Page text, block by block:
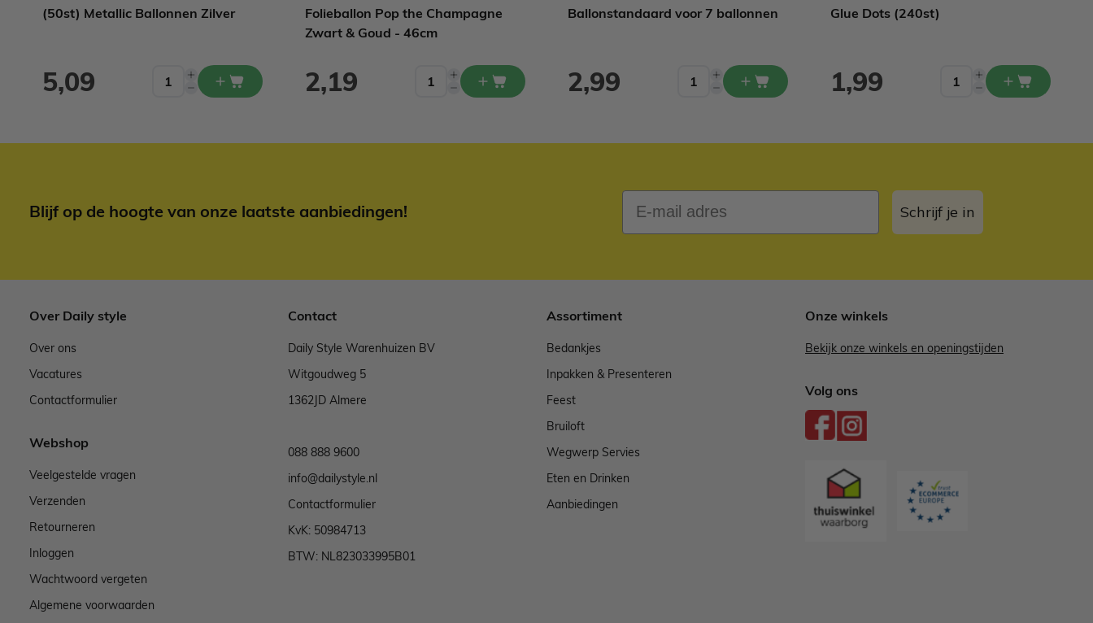
(50st) Metallic Ballonnen Zilver
5,09
Folieballon Pop the Champagne
Zwart & Goud - 46cm
2,19
Ballonstandaard voor 7 ballonnen
2,99
Glue Dots (240st)
1,99
Blijf op de hoogte van onze laatste aanbiedingen!
E-mail adres
Schrijf je in
Over Daily style
Over ons
Vacatures
Contactformulier
Webshop
Veelgestelde vragen
Verzenden
Retourneren
Inloggen
Wachtwoord vergeten
Algemene voorwaarden
Contact
Daily Style Warenhuizen BV
Witgoudweg 5
1362JD Almere
088 888 9600
info@dailystyle.nl
Contactformulier
KvK: 50984713
BTW: NL823033995B01
Assortiment
Bedankjes
Inpakken & Presenteren
Feest
Bruiloft
Wegwerp Servies
Eten en Drinken
Aanbiedingen
Onze winkels
Bekijk onze winkels en openingstijden
Volg ons